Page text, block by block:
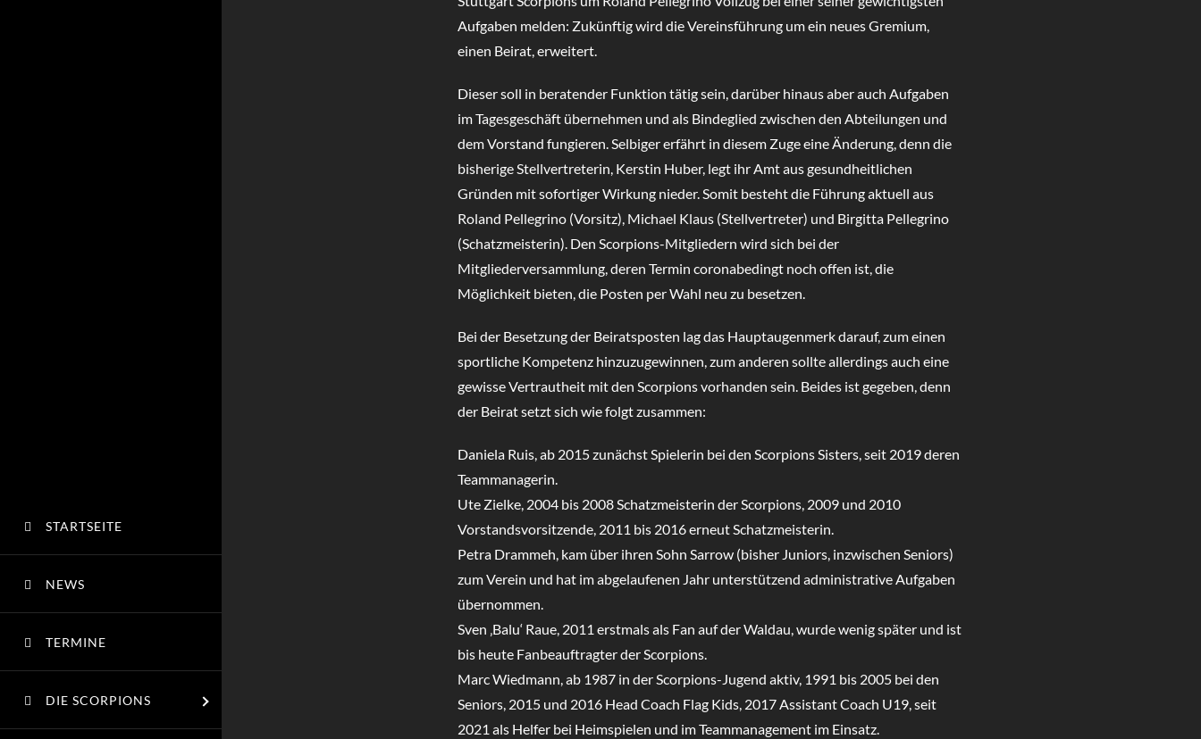
STARTSEITE
NEWS
TERMINE
DIE SCORPIONS
Aufgaben melden: Zukünftig wird die Vereinsführung um ein neues Gremium,
einen Beirat, erweitert.
Dieser soll in beratender Funktion tätig sein, darüber hinaus aber auch Aufgaben
im Tagesgeschäft übernehmen und als Bindeglied zwischen den Abteilungen und
dem Vorstand fungieren. Selbiger erfährt in diesem Zuge eine Änderung, denn die
bisherige Stellvertreterin, Kerstin Huber, legt ihr Amt aus gesundheitlichen
Gründen mit sofortiger Wirkung nieder. Somit besteht die Führung aktuell aus
Roland Pellegrino (Vorsitz), Michael Klaus (Stellvertreter) und Birgitta Pellegrino
(Schatzmeisterin). Den Scorpions-Mitgliedern wird sich bei der
Mitgliederversammlung, deren Termin coronabedingt noch offen ist, die
Möglichkeit bieten, die Posten per Wahl neu zu besetzen.
Bei der Besetzung der Beiratsposten lag das Hauptaugenmerk darauf, zum einen
sportliche Kompetenz hinzuzugewinnen, zum anderen sollte allerdings auch eine
gewisse Vertrautheit mit den Scorpions vorhanden sein. Beides ist gegeben, denn
der Beirat setzt sich wie folgt zusammen:
Daniela Ruis, ab 2015 zunächst Spielerin bei den Scorpions Sisters, seit 2019 deren
Teammanagerin.
Ute Zielke, 2004 bis 2008 Schatzmeisterin der Scorpions, 2009 und 2010
Vorstandsvorsitzende, 2011 bis 2016 erneut Schatzmeisterin.
Petra Drammeh, kam über ihren Sohn Sarrow (bisher Juniors, inzwischen Seniors)
zum Verein und hat im abgelaufenen Jahr unterstützend administrative Aufgaben
übernommen.
Sven ‚Balu‘ Raue, 2011 erstmals als Fan auf der Waldau, wurde wenig später und ist
bis heute Fanbeauftragter der Scorpions.
Marc Wiedmann, ab 1987 in der Scorpions-Jugend aktiv, 1991 bis 2005 bei den
Seniors, 2015 und 2016 Head Coach Flag Kids, 2017 Assistant Coach U19, seit
2021 als Helfer bei Heimspielen und im Teammanagement im Einsatz.